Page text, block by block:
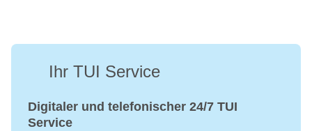
Ihr TUI Service
Digitaler und telefonischer 24/7 TUI
Service